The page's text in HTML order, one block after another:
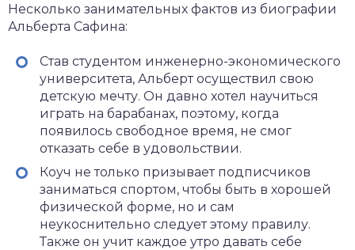
Несколько занимательных фактов из биографии
Альберта Сафина:
Став студентом инженерно-экономического
университета, Альберт осуществил свою
детскую мечту. Он давно хотел научиться
играть на барабанах, поэтому, когда
появилось свободное время, не смог
отказать себе в удовольствии.
Коуч не только призывает подписчиков
заниматься спортом, чтобы быть в хорошей
физической форме, но и сам
неукоснительно следует этому правилу.
Также он учит каждое утро давать себе